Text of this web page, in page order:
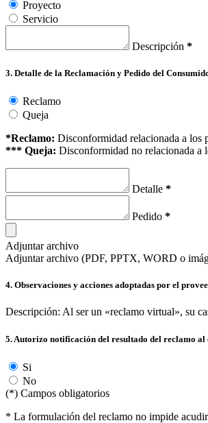
Proyecto
Servicio
Descripción *
3. Detalle de la Reclamación y Pedido del
Reclamo
Queja
*Reclamo: Disconformidad relacionada a los
*** Queja: Disconformidad no relacionada a
Detalle *
Pedido *
Adjuntar archivo
Adjuntar archivo (PDF, PPTX, WORD o
4. Observaciones y acciones adoptadas por el
Descripción: Al ser un «reclamo virtual», su
5. Autorizo notificación del resultado del reclamo al
Si
No
(*) Campos obligatorios
* La formulación del reclamo no impide